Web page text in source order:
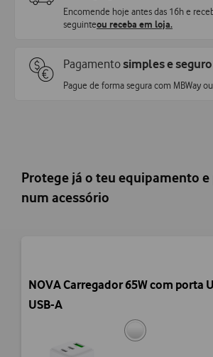
Encomende hoje antes das 16h e
seguinteou receba em loja.
Pagamentosimples e seguro
Pague de forma segura com MBWay
Protege já o teu equipamento e
num acessório
NOVA Carregador 65W com porta
USB-A